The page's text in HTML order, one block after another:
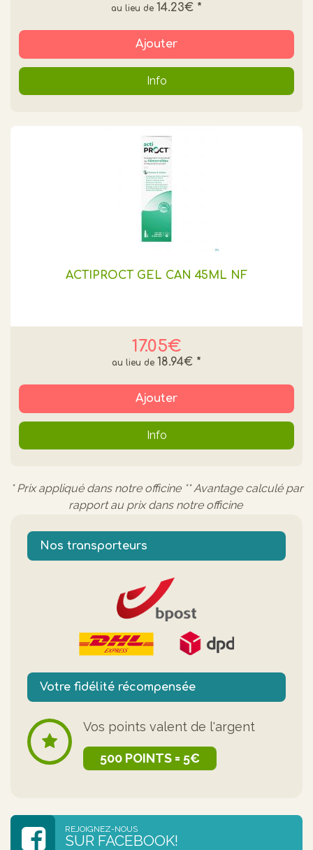
14.23€ *
Ajouter
Info
ACTIPROCT GEL CAN 45ML NF
17.05€
18.94€ *
Ajouter
Info
* Prix appliqué dans notre officine ** Avantage calculé par
rapport au prix dans notre officine
Nos transporteurs
Votre fidélité récompensée
Vos points valent de l'argent
500 POINTS = 5€
REJOIGNEZ-NOUS
SUR FACEBOOK!